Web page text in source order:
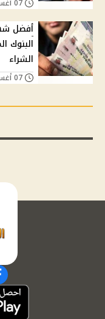
الشراء